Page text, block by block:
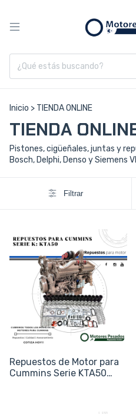
Inicio > TIENDA ONLINE
TIENDA
Pistones, cigüeñales, juntas y
Bosch, Delphi, Denso y Siemens
Filtrar
Repuestos de Motor para
Cummins Serie KTA50